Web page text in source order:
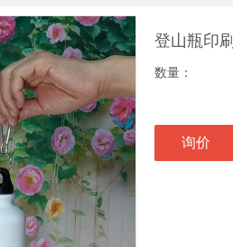
登山瓶印刷
数量：
询价